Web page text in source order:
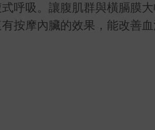
呼吸。讓腹肌群與橫膈膜
按摩內臟的效果，能改善血